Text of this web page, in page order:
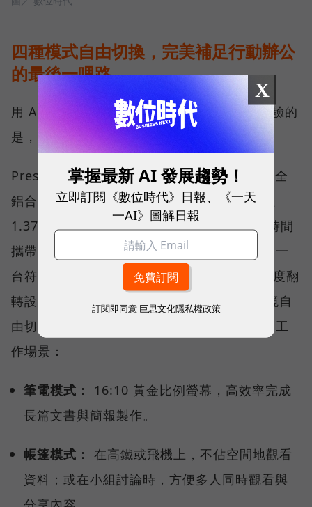
四種模式自由切換，完美補足行動辦公
的最後一哩路
用 AI 提升效率只是第一步，真正影響使用體驗的
是，筆電與人互動的每一個細節。
Prestige 14 Flip AI+ 採用全新的精工設計，全
鋁合金打造的纖薄機身搭配弧形圓角，重量僅
1.37 公斤，不僅兼具質感與耐用性，更讓長時間
攜帶變得更加舒適。值得特別一提的是，它是一
台符合行動工作需求的 2 in 1 AI 筆電，360 度翻
轉設計搭配觸控 OLED 螢幕，可依照不同情境自
由切換使用模式，完美對接商務工作者的四大工
作場景：
筆電模式：
16:10 黃金比例螢幕，高效率完成
長篇文書與簡報製作。
帳篷模式： 在高鐵或飛機上，不佔空間地觀看
資料；或在小組討論時，方便多人同時觀看與
X
掌握最新 AI 發展趨勢！
立即訂閱《數位時代》日報、《一天
一AI》圖解日報
訂閱即同意 巨思文化隱私權政策